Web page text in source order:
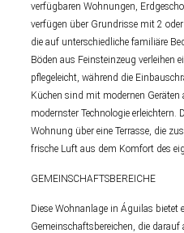
verfügbaren Wohnungen,
verfügen über Grundrisse mit 2
die auf unterschiedliche familiäre
Böden aus Feinsteinzeug verleihen
pflegeleicht, während die
Küchen sind mit modernen
modernster Technologie erleichtern.
Wohnung über eine Terrasse, die
frische Luft aus dem Komfort des
GEMEINSCHAFTSBEREICHE
Diese Wohnanlage in Águilas bietet
Gemeinschaftsbereichen, die